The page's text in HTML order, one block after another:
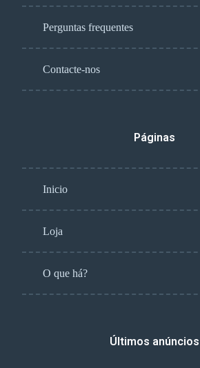
Perguntas frequentes
Contacte-nos
Páginas
Inicio
Loja
O que há?
Últimos anúncios